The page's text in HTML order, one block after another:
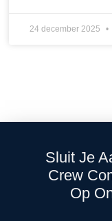
24 december 2025
Sluit Je
Crew
Op